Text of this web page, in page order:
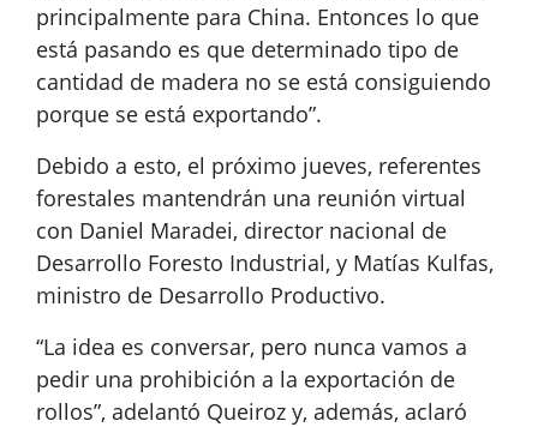
principalmente para China. Entonces lo que
está pasando es que determinado tipo de
cantidad de madera no se está consiguiendo
porque se está exportando”.
Debido a esto, el próximo jueves, referentes
forestales mantendrán una reunión virtual
con Daniel Maradei, director nacional de
Desarrollo Foresto Industrial, y Matías Kulfas,
ministro de Desarrollo Productivo.
“La idea es conversar, pero nunca vamos a
pedir una prohibición a la exportación de
rollos”, adelantó Queiroz y, además, aclaró